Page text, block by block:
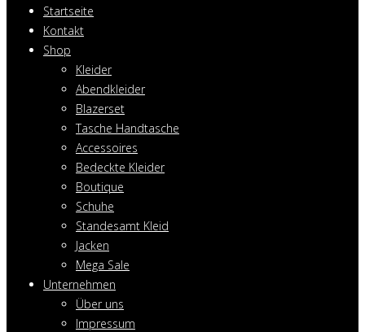
Startseite
Kontakt
Shop
Kleider
Abendkleider
Blazerset
Tasche Handtasche
Accessoires
Bedeckte Kleider
Boutique
Schuhe
Standesamt Kleid
Jacken
Mega Sale
Unternehmen
Über uns
Impressum